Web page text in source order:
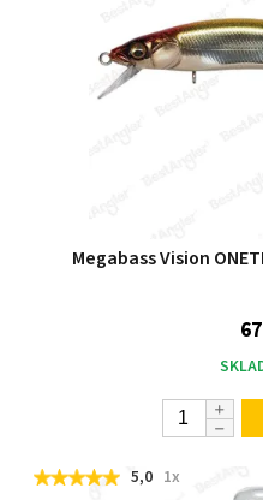
Megabass Vision
5,0 1x